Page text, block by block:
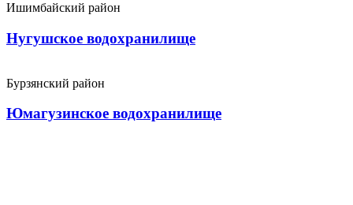
Ишимбайский район
Нугушское водохранилище
Бурзянский район
Юмагузинское водохранилище